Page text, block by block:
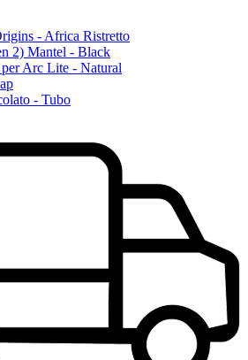
- Africa Ristretto
2) Mantel - Black
Arc Lite - Natural
- Tubo